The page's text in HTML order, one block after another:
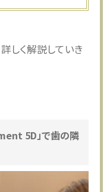
しく解説していき
5D」で歯の隣